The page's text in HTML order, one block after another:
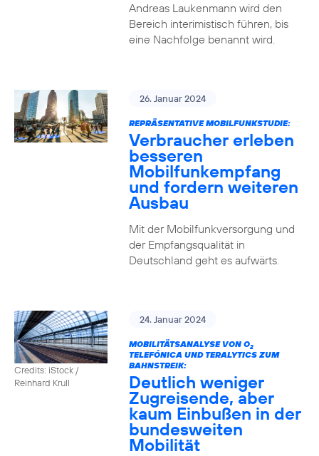
Andreas Laukenmann wird den
Bereich interimistisch führen, bis
eine Nachfolge benannt wird.
26. Januar 2024
REPRÄSENTATIVE MOBILFUNKSTUDIE:
Verbraucher erleben
besseren
Mobilfunkempfang
und fordern weiteren
Ausbau
Mit der Mobilfunkversorgung und
der Empfangsqualität in
Deutschland geht es aufwärts.
Credits: iStock /
Reinhard Krull
24. Januar 2024
MOBILITÄTSANALYSE VON O2
TELEFÓNICA UND TERALYTICS ZUM
BAHNSTREIK:
Deutlich weniger
Zugreisende, aber
kaum Einbußen in der
bundesweiten
Mobilität